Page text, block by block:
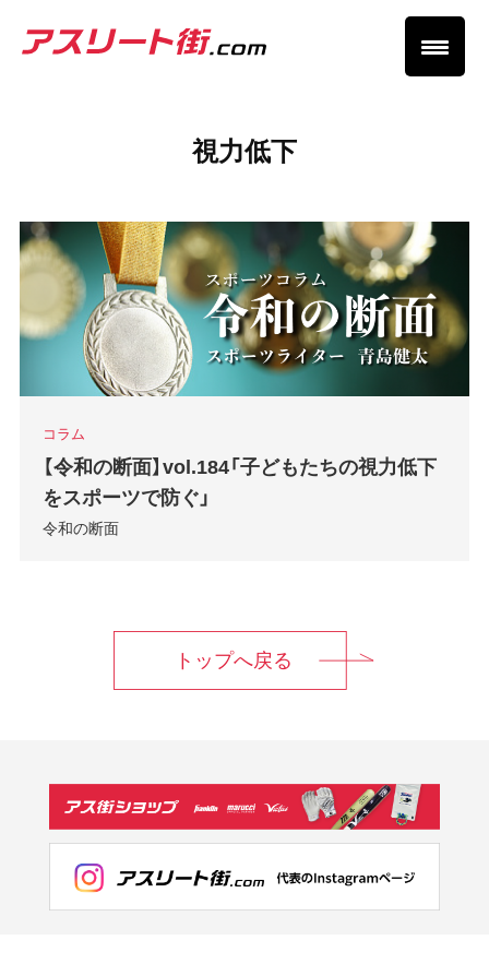
視力低下
コラム
【令和の断面】vol.184「子どもたちの視力低下
をスポーツで防ぐ」
令和の断面
トップへ戻る